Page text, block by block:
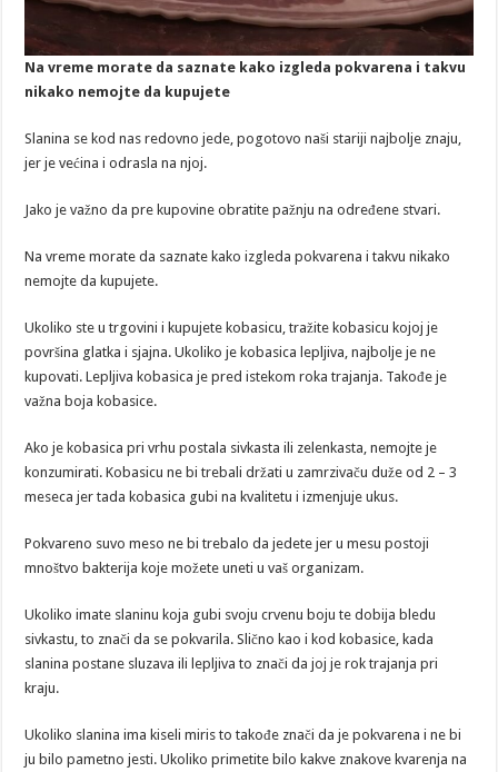
Na vreme morate da saznate kako izgleda pokvarena i takvu
nikako nemojte da kupujete
Slanina se kod nas redovno jede, pogotovo naši stariji najbolje znaju,
jer je većina i odrasla na njoj.
Jako je važno da pre kupovine obratite pažnju na određene stvari.
Na vreme morate da saznate kako izgleda pokvarena i takvu nikako
nemojte da kupujete.
Ukoliko ste u trgovini i kupujete kobasicu, tražite kobasicu kojoj je
površina glatka i sjajna. Ukoliko je kobasica lepljiva, najbolje je ne
kupovati. Lepljiva kobasica je pred istekom roka trajanja. Takođe je
važna boja kobasice.
Ako je kobasica pri vrhu postala sivkasta ili zelenkasta, nemojte je
konzumirati. Kobasicu ne bi trebali držati u zamrzivaču duže od 2 – 3
meseca jer tada kobasica gubi na kvalitetu i izmenjuje ukus.
Pokvareno suvo meso ne bi trebalo da jedete jer u mesu postoji
mnoštvo bakterija koje možete uneti u vaš organizam.
Ukoliko imate slaninu koja gubi svoju crvenu boju te dobija bledu
sivkastu, to znači da se pokvarila. Slično kao i kod kobasice, kada
slanina postane sluzava ili lepljiva to znači da joj je rok trajanja pri
kraju.
Ukoliko slanina ima kiseli miris to takođe znači da je pokvarena i ne bi
ju bilo pametno jesti. Ukoliko primetite bilo kakve znakove kvarenja na